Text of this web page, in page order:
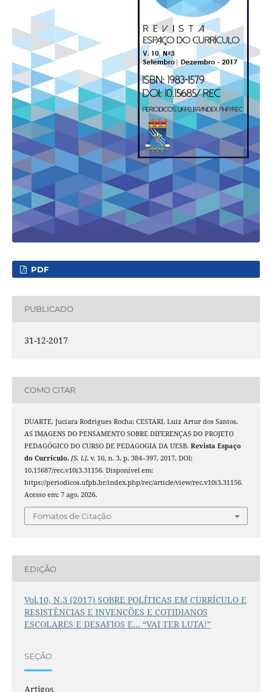
PDF
PUBLICADO
31-12-2017
COMO CITAR
DUARTE, Juciara Rodrigues Rocha; CESTARI, Luiz Artur dos Santos.
AS IMAGENS DO PENSAMENTO SOBRE DIFERENÇAS DO PROJETO
PEDAGÓGICO DO CURSO DE PEDAGOGIA DA UESB. Revista Espaço
do Currículo, [S. l.], v. 10, n. 3, p. 384–397, 2017. DOI:
10.15687/rec.v10i3.31156. Disponível em:
https://periodicos.ufpb.br/index.php/rec/article/view/rec.v10i3.31156.
Acesso em: 7 ago. 2026.
Fomatos de Citação
EDIÇÃO
Vol.10, N.3 (2017) SOBRE POLÍTICAS EM CURRÍCULO E
RESISTÊNCIAS E INVENÇÕES E COTIDIANOS
ESCOLARES E DESAFIOS E... “VAI TER LUTA!”
SEÇÃO
Artigos